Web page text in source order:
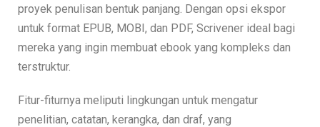
proyek penulisan bentuk panjang. Dengan opsi ekspor
untuk format EPUB, MOBI, dan PDF, Scrivener ideal bagi
mereka yang ingin membuat ebook yang kompleks dan
terstruktur.
Fitur-fiturnya meliputi lingkungan untuk mengatur
penelitian, catatan, kerangka, dan draf, yang